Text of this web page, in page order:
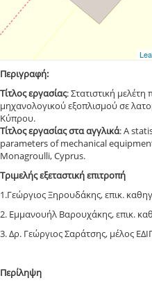
Περιγραφή:
Τίτλος εργασίας: Στατιστική
μηχανολογικού εξοπλισμού σε
Κύπρου.
Τίτλος εργασίας στα αγγλικά: A
parameters of mechanical
Monagroulli, Cyprus.
Τριμελής εξεταστική επιτροπή
1.Γεώργιος Ξηρουδάκης, επικ.
2. Εμμανουήλ Βαρουχάκης, επικ.
3. Δρ. Γεώργιος Σαράτσης, μέλος
Περίληψη